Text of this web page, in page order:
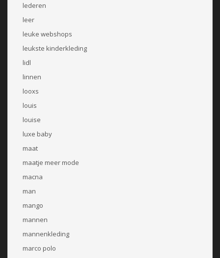
lederen
leer
leuke webshops
leukste kinderkleding
lidl
linnen
looxs
louis
louise
luxe baby
maat
maatje meer mode
macna
man
mango
mannen
mannenkleding
marco polo